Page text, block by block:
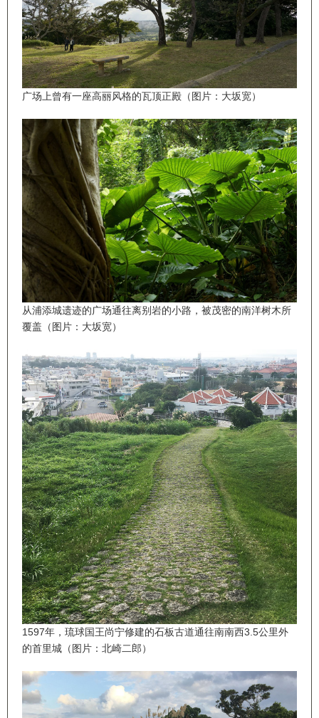
广场上曾有一座高丽风格的瓦顶正殿（图片：大坂宽）
从浦添城遗迹的广场通往离别岩的小路，被茂密的南洋树木所
覆盖（图片：大坂宽）
1597年，琉球国王尚宁修建的石板古道通往南南西3.5公里外
的首里城（图片：北崎二郎）